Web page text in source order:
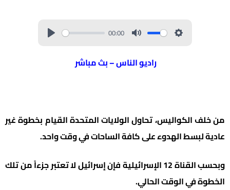
00:00
راديو الناس – بث مباشر
من خلف الكواليس، تحاول الولايات المتحدة القيام بخطوة غير
عادية لبسط الهدوء على كافة الساحات في وقت واحد.
وبحسب القناة 12 الإسرائيلية فإن إسرائيل لا تعتبر جزءاً من تلك
الخطوة في الوقت الحالي.